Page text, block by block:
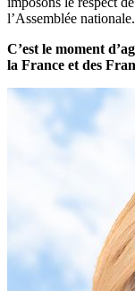
l’Assemblée nationale.
C’est le moment
la France et des